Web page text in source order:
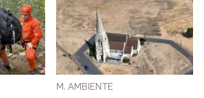
M. AMBIENTE